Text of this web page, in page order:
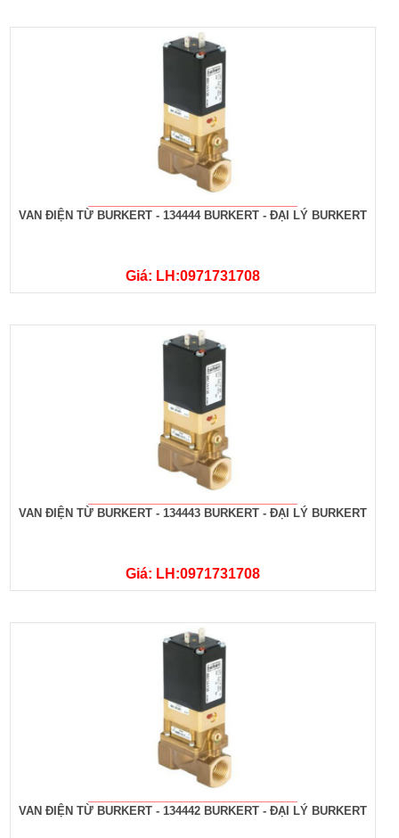
VAN ĐIỆN TỪ BURKERT - 134444 BURKERT - ĐẠI LÝ BURKERT
Giá: LH:0971731708
VAN ĐIỆN TỪ BURKERT - 134443 BURKERT - ĐẠI LÝ BURKERT
Giá: LH:0971731708
VAN ĐIỆN TỪ BURKERT - 134442 BURKERT - ĐẠI LÝ BURKERT